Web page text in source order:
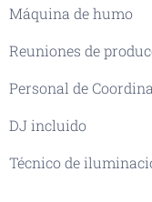
Máquina de humo
Reuniones de
Personal de
DJ incluido
Técnico de